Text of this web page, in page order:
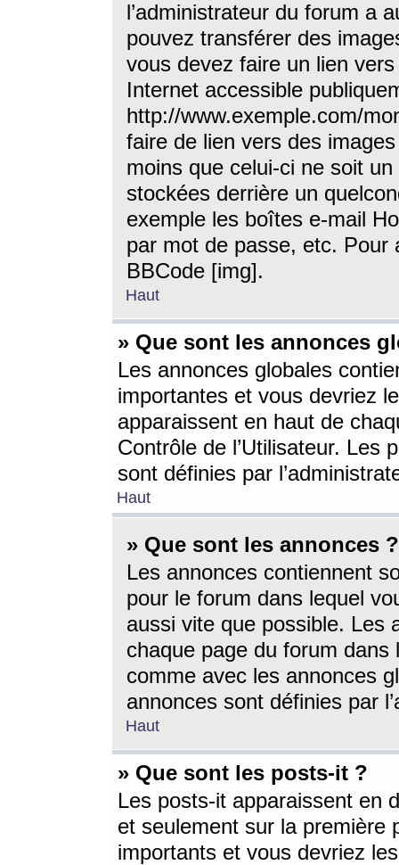
l’administrateur du forum a
pouvez transférer des
vous devez faire un lien
Internet accessible
http://www.exemple.com/
faire de lien vers des
moins que celui-ci ne soit
stockées derrière un
exemple les boîtes e-mail
par mot de passe, etc. Pour
BBCode [img].
Haut
» Que sont les annonces
Les annonces globales
importantes et vous devriez
apparaissent en haut de
Contrôle de l’Utilisateur. Les
sont définies par
Haut
» Que sont les annonces ?
Les annonces contiennent
pour le forum dans lequel
aussi vite que possible. Les
chaque page du forum dans
comme avec les annonces
annonces sont définies par
Haut
» Que sont les posts-it ?
Les posts-it apparaissent en
et seulement sur la première
importants et vous devriez